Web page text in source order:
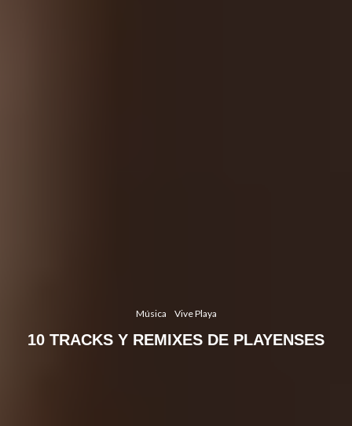
Música Vive Playa
10 TRACKS Y REMIXES DE PLAYENSES